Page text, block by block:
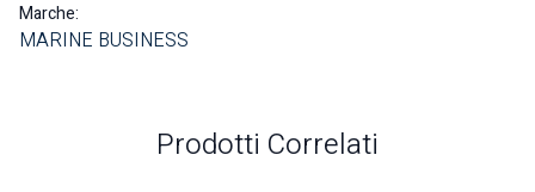
Marche:
MARINE BUSINESS
Prodotti Correlati